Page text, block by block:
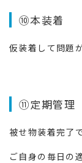
⑩本装着
仮装着して問題
⑪定期管理
被せ物装着完了
ご自身の毎日の